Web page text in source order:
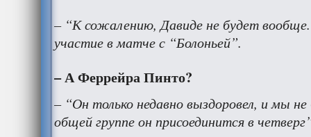
– “К сожалению, Давиде не будет
участие в матче с “Болоньей”.
– А Феррейра Пинто?
– “Он только недавно выздоровел, и мы
общей группе он присоединится в